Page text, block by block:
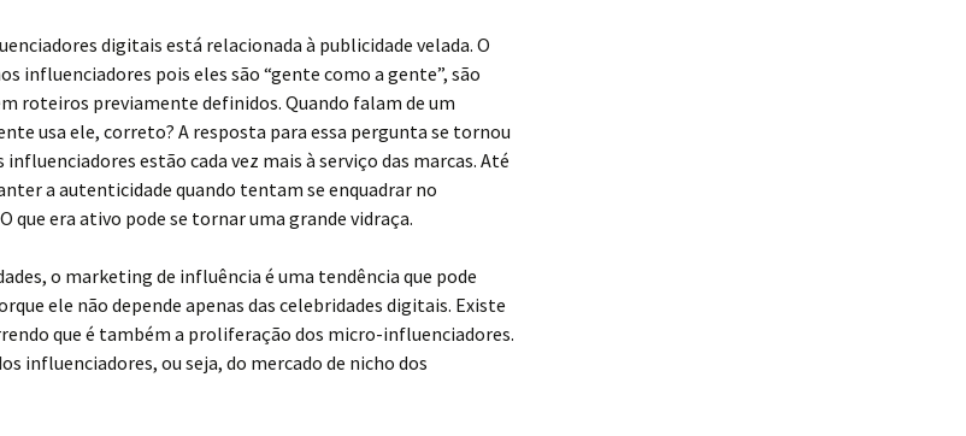
digitais está relacionada à publicidade velada. O
influenciadores pois eles são “gente como a gente”, são
roteiros previamente definidos. Quando falam de um
usa ele, correto? A resposta para essa pergunta se tornou
influenciadores estão cada vez mais à serviço das marcas. Até
a autenticidade quando tentam se enquadrar no
que era ativo pode se tornar uma grande vidraça.
o marketing de influência é uma tendência que pode
ele não depende apenas das celebridades digitais. Existe
que é também a proliferação dos micro-influenciadores.
influenciadores, ou seja, do mercado de nicho dos